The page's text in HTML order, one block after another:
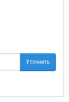
Уточнить